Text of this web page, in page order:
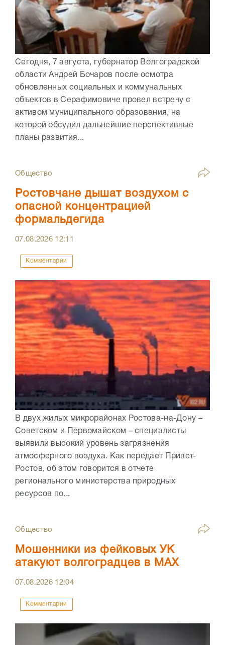
Сегодня, 7 августа, губернатор Волгоградской
области Андрей Бочаров после осмотра
обновленных социальных и коммунальных
объектов в Серафимовиче провел встречу с
активом муниципального образования, на
которой обсудил дальнейшие перспективные
планы развития...
Общество
Ростовчане дышат воздухом с
опасной концентрацией
формальдегида
07.08.2026 12:11
Комментарии
В двух жилых микрорайонах Ростова-на-Дону –
Советском и Первомайском – специалисты
выявили высокий уровень загрязнения
атмосферного воздуха. Как передает Привет-
Ростов, об этом говорится в отчете
регионального министерства природных
ресурсов по...
Общество
Мошенники из фейковых УК
атакуют волгоградцев в МАХ
07.08.2026 12:04
Комментарии